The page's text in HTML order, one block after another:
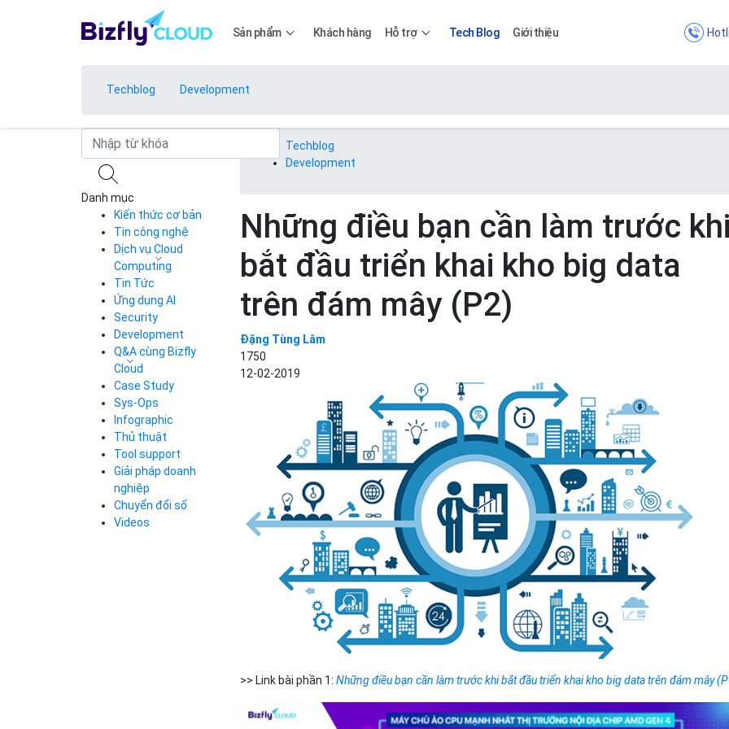
Sản phẩm
Bảng giá Apps
Bảng giá
Bảng giá Bảng giá
Bảng giá Bảng giá
Bảng giá
Bảng giá
Khách hàng Hỗ trợ Tech Blog Giới thiệu
Techblog Development
Techblog
Development
Những điều bạn cần làm trước
bắt đầu triển khai kho big data
trên đám mây (P2)
Đặng Tùng Lâm
1750
12-02-2019
>> Link bài phần 1:Những điều bạn cần làm trước khi bắt đầu triển khai kho big data trên đám mây
Danh mục
Kiến thức cơ bản
Tin công nghệ
Dịch vụ Cloud
Computing
Cloud Server
CDN
Load Balancer
Auto Scaling
Container Registry
Kubernetes
Cloud Database
Call Center
Business Email
Simple Storage
VPN
Traffic Manager
Cloud VPS
Kafka
Videos
Tin Tức
Ứng dụng AI
Security
Development
Q&A cùng Bizfly
Cloud
Q&A về Bizfly
Cloud Server
Thao tác kết nối
tới server
Videos
Q&A về Bizfly
Business Email
Videos
Case Study
Sys-Ops
Infographic
Thủ thuật
Tool support
Giải pháp doanh
nghiệp
Chuyển đổi số
Videos